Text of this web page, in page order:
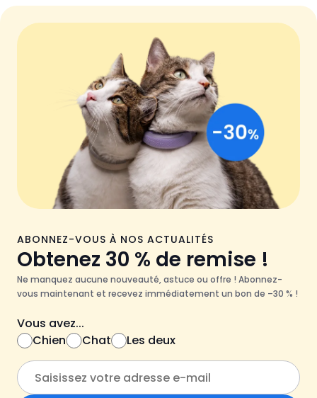
ABONNEZ-VOUS À NOS ACTUALITÉS
Obtenez 30 % de remise !
Ne manquez aucune nouveauté, astuce ou offre ! Abonnez-
vous maintenant et recevez immédiatement un bon de –30 % !
Vous avez...
Chien
Chat Les deux